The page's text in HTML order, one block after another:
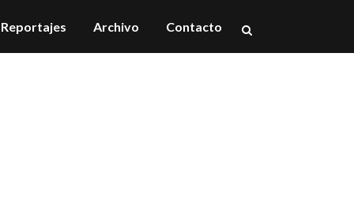
Reportajes Archivo Contacto